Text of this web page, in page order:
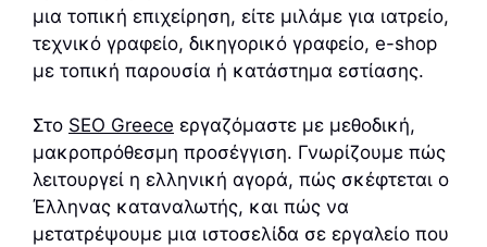
μια τοπική επιχείρηση, είτε μιλάμε για ιατρείο,
τεχνικό γραφείο, δικηγορικό γραφείο, e-shop
με τοπική παρουσία ή κατάστημα εστίασης.
Στο SEO Greece εργαζόμαστε με μεθοδική,
μακροπρόθεσμη προσέγγιση. Γνωρίζουμε πώς
λειτουργεί η ελληνική αγορά, πώς σκέφτεται ο
Έλληνας καταναλωτής, και πώς να
μετατρέψουμε μια ιστοσελίδα σε εργαλείο που